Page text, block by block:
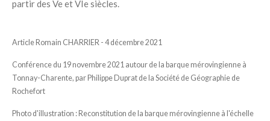
partir des Ve et VIe siècles
Article Romain CHARRIER - 4 décembre 2021
Conférence du 19 novembre 2021 autour de la barque mérovingienne à
Tonnay-Charente, par Philippe Duprat de la Société de Géographie de
Rochefort
Photo d'illustration : Reconstitution de la barque mérovingienne à l'échelle